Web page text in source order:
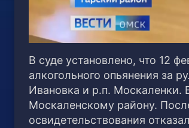
В суде установлено, что 12
алкогольного опьянения за
Ивановка и р.п.
Москаленскому району.
освидетельствования